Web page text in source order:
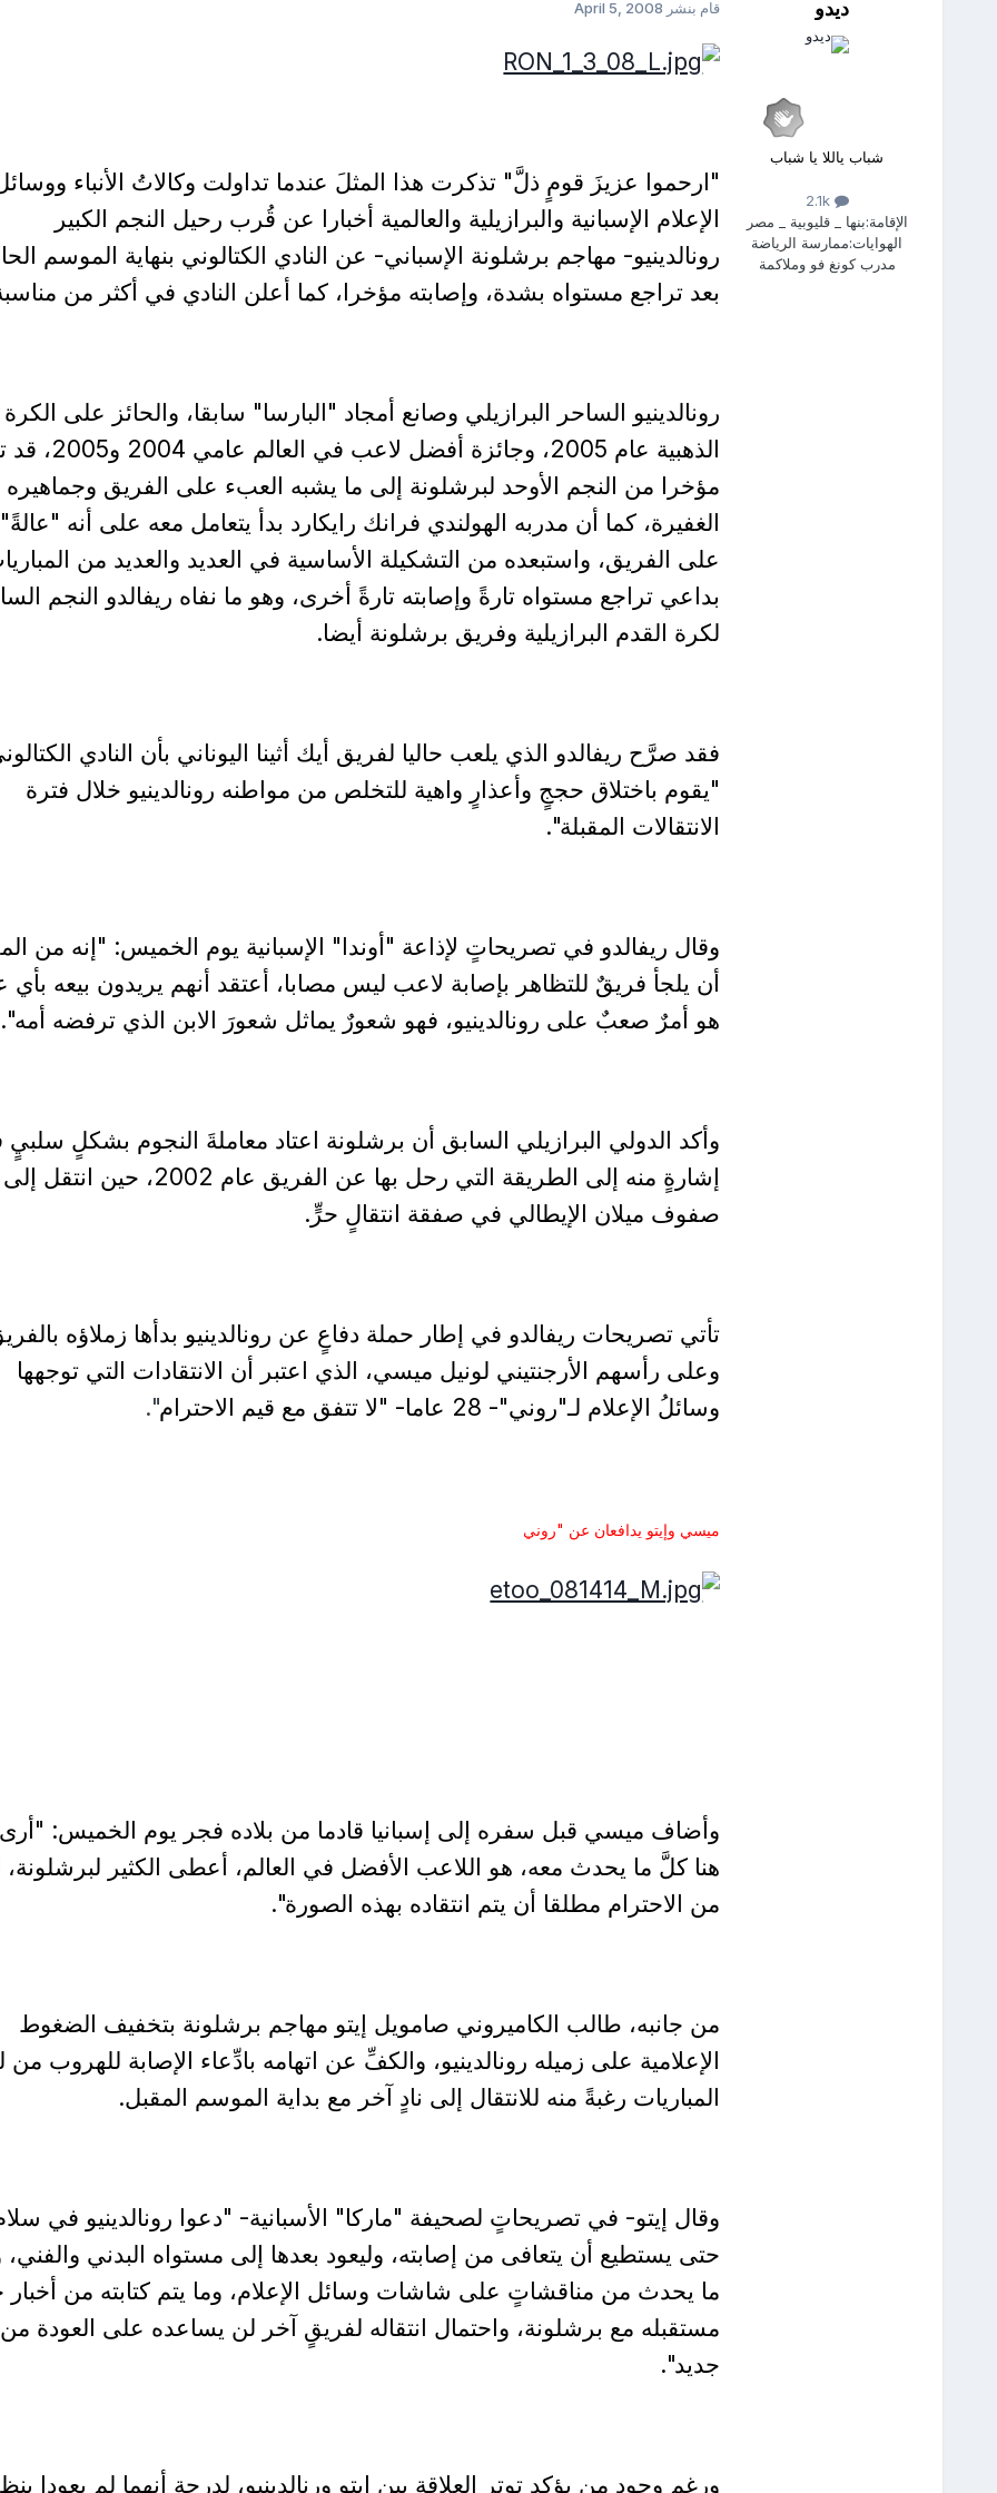
ديدو
شباب ياللا يا شباب
2.1k
الإقامة:بنها _ قليوبية _ مصر
الهوايات:ممارسة الرياضة
مدرب كونغ فو وملاكمة
قام بنشر April 5, 2008
"ارحموا عزيزَ قومٍ ذلَّ" تذكرت هذا المثلَ عندما تداولت وكالاتُ الأنباء
الإعلام الإسبانية والبرازيلية والعالمية أخبارا عن قُرب رحيل النجم الكبير
رونالدينيو- مهاجم برشلونة الإسباني- عن النادي الكتالوني بنهاية الموسم
بعد تراجع مستواه بشدة، وإصابته مؤخرا، كما أعلن النادي في أكثر من
رونالدينيو الساحر البرازيلي وصانع أمجاد "البارسا" سابقا، والحائز على الكرة
الذهبية عام 2005، وجائزة أفضل
مؤخرا من النجم الأوحد لبرشلونة إلى ما يشبه العبء على الفريق وجماهيره
الغفيرة، كما أن مدربه الهولندي فرانك رايكارد بدأ يتعامل معه على أنه "عالةً"
على الفريق، واستبعده من التشكيلة الأساسية في العديد والعديد من
بداعي تراجع مستواه تارةً وإصابته تارةً أخرى، وهو ما نفاه ريفالدو النجم
لكرة القدم البرازيلية وفريق برشلونة أيضا.
فقد صرَّح ريفالدو الذي يلعب حاليا لفريق أيك أثينا اليوناني بأن النادي
"يقوم باختلاق حججٍ وأعذارٍ واهية للتخلص من مواطنه رونالدينيو خلال فترة
الانتقالات المقبلة".
وقال ريفالدو في تصريحاتٍ لإذاعة "أوندا" الإسبانية يوم الخميس: "إنه من
أن يلجأ فريقٌ للتظاهر بإصابة لاعب ليس مصابا، أعتقد أنهم يريدون بيعه بأي
هو أمرٌ صعبٌ على رونالدينيو، فهو شعورٌ يماثل شعورَ الابن الذي ترفضه أمه".
وأكد الدولي البرازيلي السابق أن برشلونة اعتاد معاملةَ النجوم بشكلٍ
إشارةٍ منه إلى الطريقة التي رحل بها عن الفريق عام 2002، حين انتقل إلى
صفوف ميلان الإيطالي في صفقة انتقالٍ حرٍّ.
تأتي تصريحات ريفالدو في إطار حملة دفاعٍ عن رونالدينيو بدأها زملاؤه
وعلى رأسهم الأرجنتيني لونيل ميسي، الذي اعتبر أن الانتقادات التي توجهها
وسائلُ الإعلام لـ"روني"- 28 عاما- "لا تتفق مع قيم الاحترام
".
ميسي وإيتو يدافعان عن "روني
وأضاف ميسي قبل سفره إلى إسبانيا قادما من بلاده فجر يوم الخميس:
هنا كلَّ ما يحدث معه، هو اللاعب الأفضل في العالم، أعطى الكثير
من الاحترام مطلقا أن يتم انتقاده بهذه الصورة".
من جانبه، طالب الكاميروني صامويل إيتو مهاجم برشلونة بتخفيف الضغوط
الإعلامية على زميله رونالدينيو، والكفِّ عن اتهامه بادِّعاء الإصابة للهروب
المباريات رغبةً منه للانتقال إلى نادٍ آخر مع بداية الموسم المقبل.
وقال إيتو- في تصريحاتٍ لصحيفة "ماركا" الأسبانية- "دعوا رونالدينيو في
حتى يستطيع أن يتعافى من إصابته، وليعود بعدها إلى مستواه البدني
ما يحدث من مناقشاتٍ على شاشات وسائل الإعلام، وما يتم كتابته من
مستقبله مع برشلونة، واحتمال انتقاله لفريقٍ آخر لن يساعده على العودة من
جديد".
ورغم وجود من يؤكد توتر العلاقة بين إيتو ورنالدينيو، لدرجة أنهما لم يعودا